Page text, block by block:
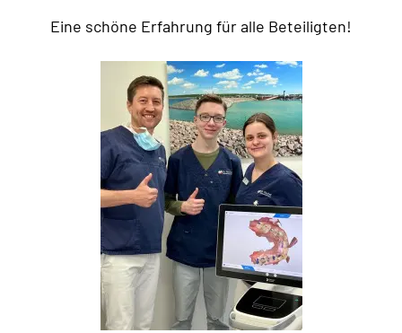
Eine schöne Erfahrung für alle Beteiligten!